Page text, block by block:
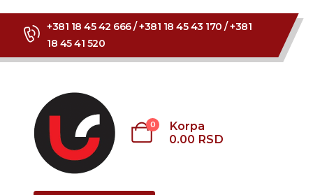
+381 18 45 42 666 / +381 18 45 43 170 / +381
18 45 41 520
0
Korpa
0.00 RSD